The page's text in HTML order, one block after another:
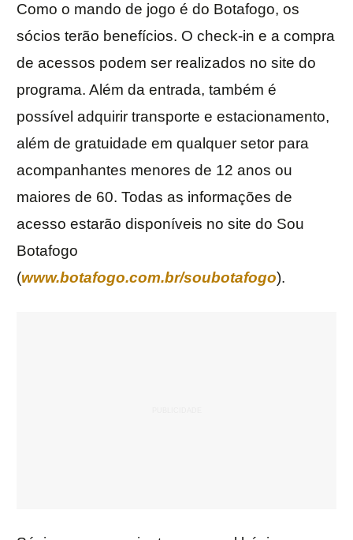
Como o mando de jogo é do Botafogo, os
sócios terão benefícios. O check-in e a compra
de acessos podem ser realizados no site do
programa. Além da entrada, também é
possível adquirir transporte e estacionamento,
além de gratuidade em qualquer setor para
acompanhantes menores de 12 anos ou
maiores de 60. Todas as informações de
acesso estarão disponíveis no site do Sou
Botafogo
(www.botafogo.com.br/soubotafogo).